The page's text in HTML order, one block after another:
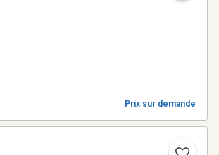
Prix sur demande